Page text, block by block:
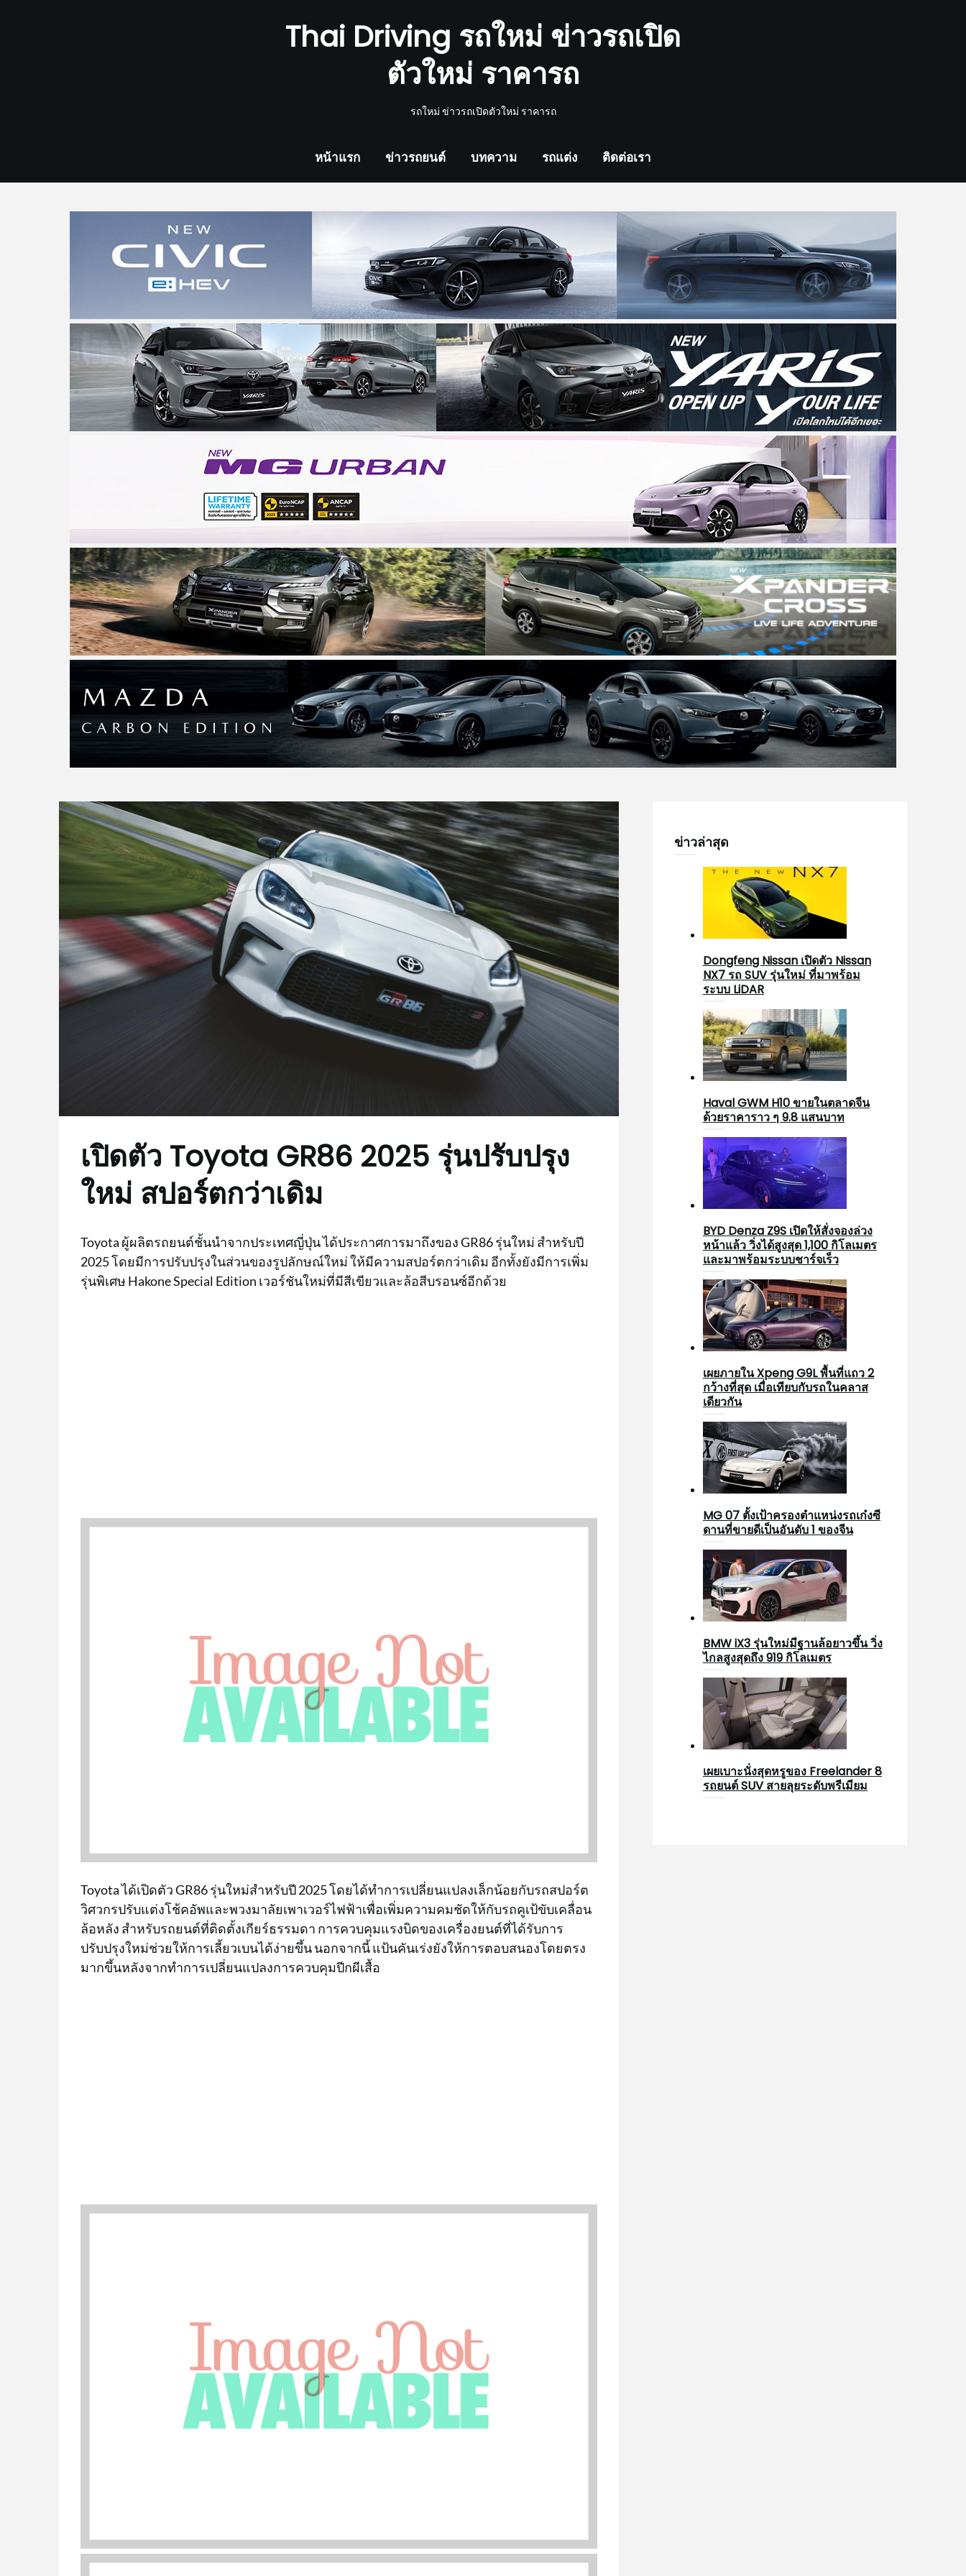
Thai Driving รถใหม่ ข่าวรถเปิด
ตัวใหม่ ราคารถ
รถใหม่ ข่าวรถเปิดตัวใหม่ ราคารถ
หน้าแรก ข่าวรถยนต์ บทความ รถแต่ง ติดต่อเรา
เปิดตัว Toyota GR86 2025 รุ่นปรับปรุง
ใหม่ สปอร์ตกว่าเดิม
Toyota ผู้ผลิตรถยนต์ชั้นนำจากประเทศญี่ปุ่น ได้ประกาศการมาถึงของ GR86 รุ่นใหม่ สำหรับปี
2025 โดยมีการปรับปรุงในส่วนของรูปลักษณ์ใหม่ ให้มีความสปอร์ตกว่าเดิม อีกทั้งยังมีการเพิ่ม
รุ่นพิเศษ Hakone Special Edition เวอร์ชันใหม่ที่มีสีเขียวและล้อสีบรอนซ์อีกด้วย
Toyota ได้เปิดตัว GR86 รุ่นใหม่สำหรับปี 2025 โดยได้ทำการเปลี่ยนแปลงเล็กน้อยกับรถสปอร์ต
วิศวกรปรับแต่งโช้คอัพและพวงมาลัยเพาเวอร์ไฟฟ้าเพื่อเพิ่มความคมชัดให้กับรถคูเป้ขับเคลื่อน
ล้อหลัง สำหรับรถยนต์ที่ติดตั้งเกียร์ธรรมดา การควบคุมแรงบิดของเครื่องยนต์ที่ได้รับการ
ปรับปรุงใหม่ช่วยให้การเลี้ยวเบนได้ง่ายขึ้น นอกจากนี้ แป้นคันเร่งยังให้การตอบสนองโดยตรง
มากขึ้นหลังจากทำการเปลี่ยนแปลงการควบคุมปีกผีเสื้อ
ข่าวล่าสุด
Dongfeng Nissan เปิดตัว Nissan
NX7 รถ SUV รุ่นใหม่ ที่มาพร้อม
ระบบ LiDAR
Haval GWM H10 ขายในตลาดจีน
ด้วยราคาราว ๆ 9.8 แสนบาท
BYD Denza Z9S เปิดให้สั่งจองล่วง
หน้าแล้ว วิ่งได้สูงสุด 1,100 กิโลเมตร
และมาพร้อมระบบชาร์จเร็ว
เผยภายใน Xpeng G9L พื้นที่แถว 2
กว้างที่สุด เมื่อเทียบกับรถในคลาส
เดียวกัน
MG 07 ตั้งเป้าครองตำแหน่งรถเก๋งซี
ดานที่ขายดีเป็นอันดับ 1 ของจีน
BMW iX3 รุ่นใหม่มีฐานล้อยาวขึ้น วิ่ง
ไกลสูงสุดถึง 919 กิโลเมตร
เผยเบาะนั่งสุดหรูของ Freelander 8
รถยนต์ SUV สายลุยระดับพรีเมียม